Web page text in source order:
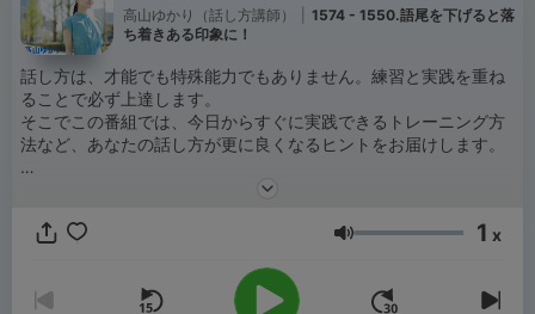
高山ゆかり（話し方講師）
1574 - 1550.語尾を下げると落
ち着きある印象に！
話し方は、才能でも特殊能力でもありません。練習と実践を重ね
ることで必ず上達します。
そこでこの番組では、今日からすぐに実践できるトレーニング方
法など、あなたの話し方が更に良くなるヒントをお届けします。
・プレゼンやスピーチ力を向上させたい
そんなあなたのお力になれたら嬉しいです。
音量 1 x